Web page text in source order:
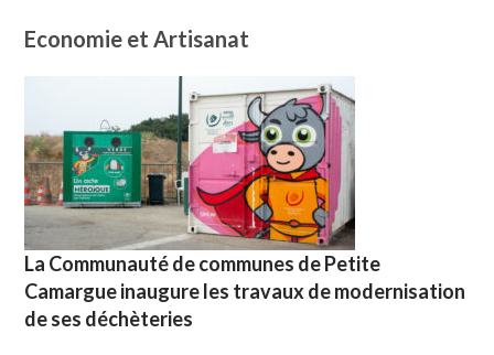
Economie et Artisanat
La Communauté de communes de Petite
Camargue inaugure les travaux de modernisation
de ses déchèteries